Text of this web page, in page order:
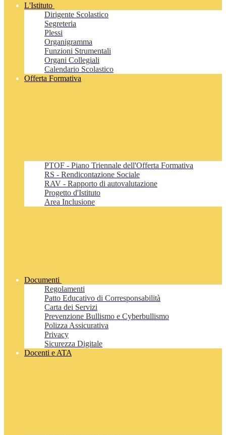
L'Istituto
Dirigente Scolastico
Segreteria
Plessi
Organigramma
Funzioni Strumentali
Organi Collegiali
Calendario Scolastico
Offerta Formativa
PTOF - Piano Triennale dell'Offerta Formativa
RS - Rendicontazione Sociale
RAV - Rapporto di autovalutazione
Progetto d'Istituto
Area Inclusione
Documenti
Regolamenti
Patto Educativo di Corresponsabilità
Carta dei Servizi
Prevenzione Bullismo e Cyberbullismo
Polizza Assicurativa
Privacy
Sicurezza Digitale
Docenti e ATA